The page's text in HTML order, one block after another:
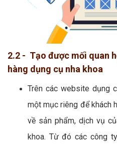
2.2 - Tạo được mối quan
hàng dụng cụ nha khoa
Trên các website dụng
một mục riêng để khách
về sản phẩm, dịch vụ
khoa. Từ đó các công